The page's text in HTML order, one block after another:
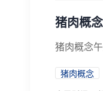
猪肉概
猪肉概念
猪肉概念